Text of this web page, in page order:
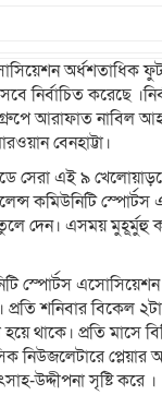
অর্ধশতাধিক
নির্বাচিত করেছে
গ্রুপে আরাফাত নাবিল
বেনহাট্টা।
সেরা এই ৯
কমিউনিটি
দেন। এসময় মুহূর্মুহু
স্পোর্টস
শনিবার বিকেল
হয়ে থাকে। প্রতি মাসে
প্লেয়ার
উদ্দীপনা সৃষ্টি করে ।